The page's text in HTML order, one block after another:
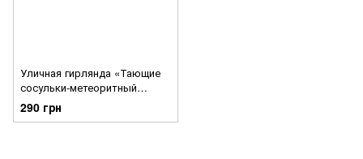
Уличная гирлянда «Тающие
сосульки-метеоритный
дождь» 20 см, 8 шт, цвета
белый, желтый синий,
290 грн